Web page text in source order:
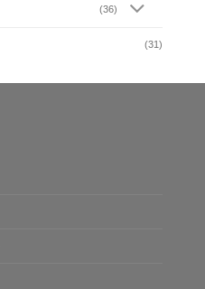
(36)
(31)